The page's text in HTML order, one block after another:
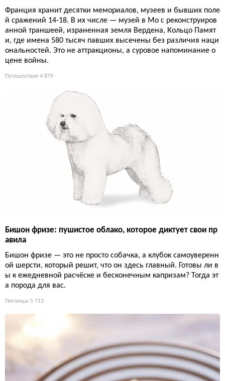
Франция хранит десятки мемориалов, музеев и бывших поле
й сражений 14-18. В их числе — музей в Мо с реконструиров
анной траншеей, израненная земля Вердена, Кольцо Памят
и, где имена 580 тысяч павших высечены без различия наци
ональностей. Это не аттракционы, а суровое напоминание о
цене войны.
Путешествия 4 879
Бишон фризе: пушистое облако, которое диктует свои пр
авила
Бишон фризе — это не просто собачка, а клубок самоуверенн
ой шерсти, который решит, что он здесь главный. Готовы ли в
ы к ежедневной расчёске и бесконечным капризам? Тогда эт
а порода для вас.
Питомцы 5 713